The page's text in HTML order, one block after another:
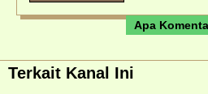
Apa
Terkait Kanal Ini